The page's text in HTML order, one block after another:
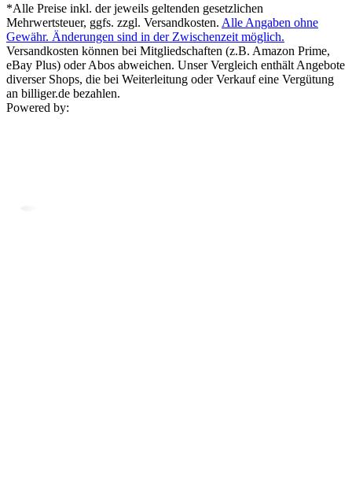
*Alle Preise inkl. der jeweils geltenden gesetzlichen
Mehrwertsteuer, ggfs. zzgl. Versandkosten. Alle Angaben ohne
Gewähr. Änderungen sind in der Zwischenzeit möglich.
Versandkosten können bei Mitgliedschaften (z.B. Amazon Prime,
eBay Plus) oder Abos abweichen. Unser Vergleich enthält Angebote
diverser Shops, die bei Weiterleitung oder Verkauf eine Vergütung
an billiger.de bezahlen.
Powered by: